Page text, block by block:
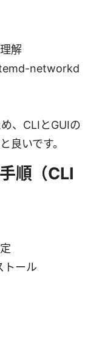
解
networkd
、CLIとGUIの
良いです。
順（CLI
トール